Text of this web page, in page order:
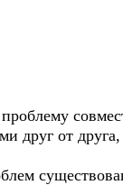
друг от